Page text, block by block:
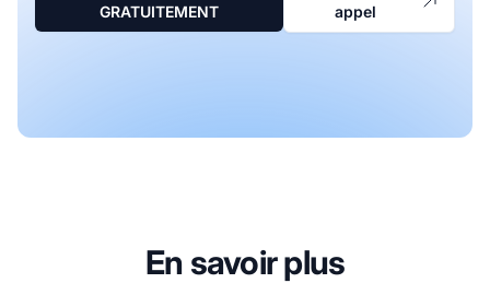
GRATUITEMENT
appel
En savoir plus